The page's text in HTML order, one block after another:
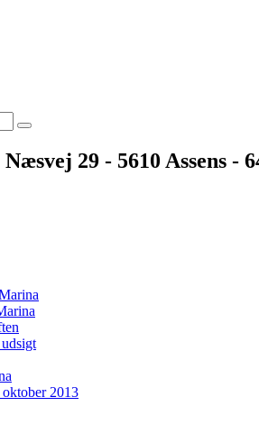
29 - 5610 Assens -
2013